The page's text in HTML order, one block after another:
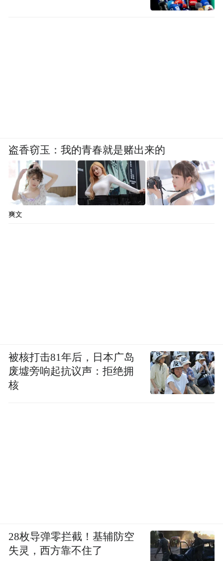
盗香窃玉：我的青春就是赌出来的
爽文
被核打击81年后，日本广岛
废墟旁响起抗议声：拒绝拥
核
28枚导弹零拦截！基辅防空
失灵，西方靠不住了